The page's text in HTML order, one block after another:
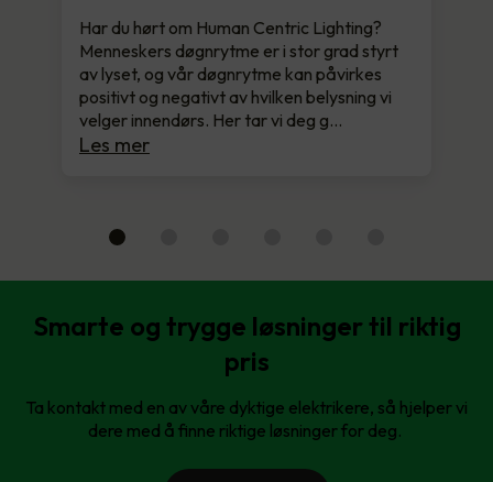
Har du hørt om Human Centric Lighting?
Menneskers døgnrytme er i stor grad styrt
av lyset, og vår døgnrytme kan påvirkes
positivt og negativt av hvilken belysning vi
velger innendørs. Her tar vi deg g…
Les mer
Smarte og trygge løsninger til riktig
pris
Ta kontakt med en av våre dyktige elektrikere, så hjelper vi
dere med å finne riktige løsninger for deg.